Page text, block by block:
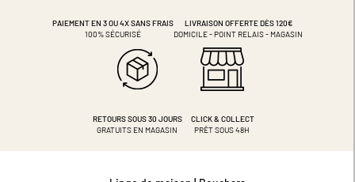
PAIEMENT EN 3 OU 4XSANS FRAIS
100% SÉCURISÉ
LIVRAISON OFFERTE DÈS 120€
DOMICILE - POINT RELAIS - MAGASIN
RETOURS SOUS 30 JOURS
GRATUITS EN MAGASIN
CLICK & COLLECT
PRÊT SOUS 48H